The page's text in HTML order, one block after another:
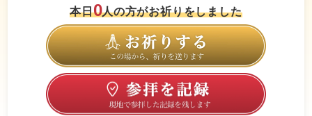
本日0人の方がお祈りをしました